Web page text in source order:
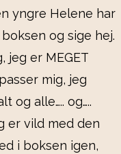
yngre Helene har
og sige hej.
jeg er MEGET
mig, jeg
og alle….. og…..
er vild med den
i boksen igen,